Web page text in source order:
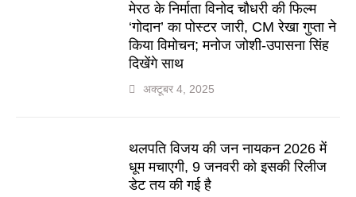
मेरठ के निर्माता विनोद चौधरी की फिल्म
‘गोदान’ का पोस्टर जारी, CM रेखा गुप्ता ने
किया विमोचन; मनोज जोशी-उपासना सिंह
दिखेंगे साथ
अक्टूबर 4, 2025
थलपति विजय की जन नायकन 2026 में
धूम मचाएगी, 9 जनवरी को इसकी रिलीज
डेट तय की गई है